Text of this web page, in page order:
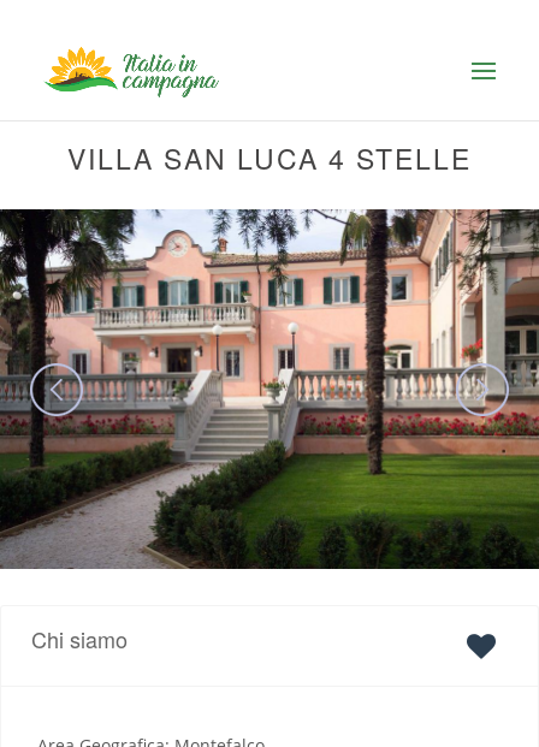
VILLA SAN LUCA 4 STELLE
Chi siamo